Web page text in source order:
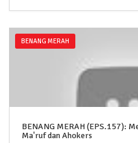
BENANG MERAH
BENANG MERAH (EPS.157):
Ma'ruf dan Ahokers